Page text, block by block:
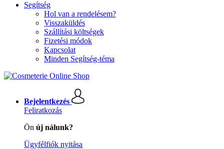
Segítség
Hol van a rendelésem?
Visszaküldés
Szállítási költségek
Fizetési módok
Kapcsolat
Minden Segítség-téma
Bejelentkezés
Feliratkozás
Ön új nálunk?
Ügyfélfiók nyitása